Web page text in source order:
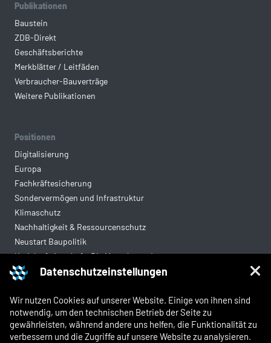
Datenschutzeinstellungen
Wir nutzen Cookies auf unserer Website. Einige von ihnen sind
notwendig, um den technischen Betrieb der Seite zu
gewährleisten, während andere uns helfen, die Funktionalität zu
verbessern und die Zugriffe auf unsere Website zu analysieren.
Publikationen
Baustein
ZDB-Direkt
Geschäftsberichte
Merkblätter / Leitfäden
Verbraucher-Bauverträge
Weitere Publikationen
Positionen
Digitalisierung
Europa
Fachkräftesicherung
Sondervermögen und Infrastruktur
Klimaschutz
Nachhaltigkeit & Ressourcenschutz
Neustart Baupolitik
Kreislaufwirtschaft: Die Mantelverordnung
Mittelstandsgerechte Vergabe
Rechtliches